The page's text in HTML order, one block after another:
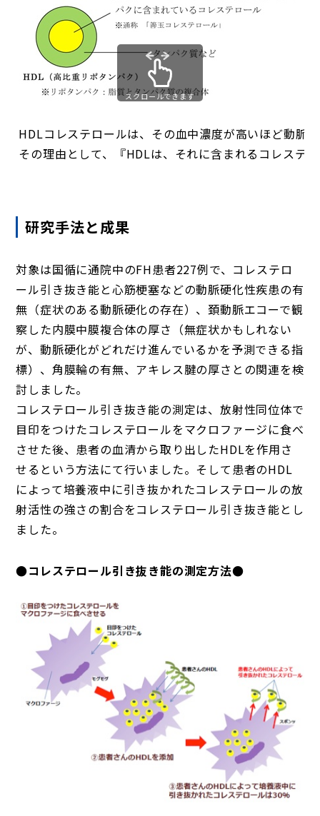
HDLコレステロールは、その血中濃度が高いほど動脈
その理由として、『HDLは、それに含まれるコレステ
スクロールできます
研究手法と成果
対象は国循に通院中のFH患者227例で、コレステロ
ール引き抜き能と心筋梗塞などの動脈硬化性疾患の有
無（症状のある動脈硬化の存在）、頚動脈エコーで観
察した内膜中膜複合体の厚さ（無症状かもしれない
が、動脈硬化がどれだけ進んでいるかを予測できる指
標）、角膜輪の有無、アキレス腱の厚さとの関連を検
討しました。
コレステロール引き抜き能の測定は、放射性同位体で
目印をつけたコレステロールをマクロファージに食べ
させた後、患者の血清から取り出したHDLを作用さ
せるという方法にて行いました。そして患者のHDL
によって培養液中に引き抜かれたコレステロールの放
射活性の強さの割合をコレステロール引き抜き能とし
ました。
●コレステロール引き抜き能の測定方法●